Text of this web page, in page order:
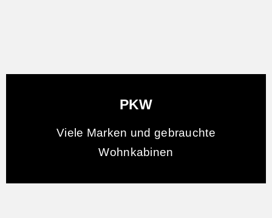
PKW
Viele Marken und gebrauchte
Wohnkabinen